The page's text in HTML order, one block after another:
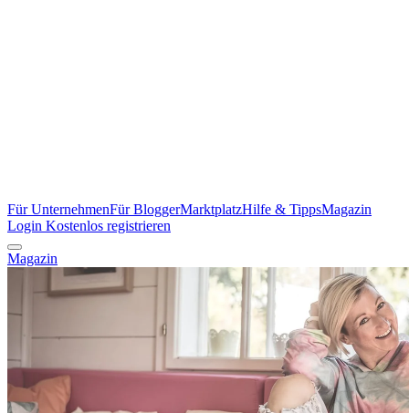
Für UnternehmenFür BloggerMarktplatzHilfe & TippsMagazin
Login Kostenlos registrieren
Magazin